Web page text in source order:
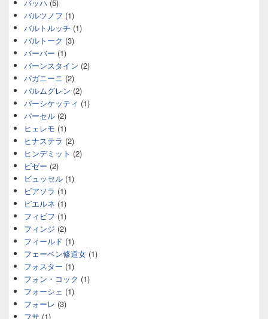
バッハ (5)
バルツノフ (1)
バルトルッチ (1)
バルトーク (3)
バーバー (1)
バーンスタイン (2)
パガニーニ (2)
パルムグレン (2)
パーシケッティ (1)
パーセル (2)
ヒェレモ (1)
ヒナステラ (2)
ヒンデミット (2)
ビゼー (2)
ビュッセル (1)
ピアソラ (1)
ピエルネ (1)
フィビフ (1)
フィンジ (2)
フィールド (1)
フェーベン修道女 (1)
フォスター (1)
フォン・コック (1)
フォーシェ (1)
フォーレ (3)
フサ (1)